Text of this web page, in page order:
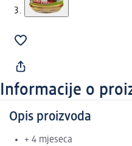
Informacije o
Opis proizvoda
+ 4 mjeseca